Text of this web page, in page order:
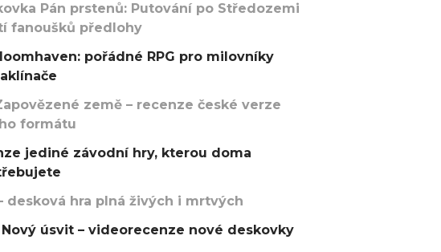
Pán prstenů: Putování po Středozemi
fanoušků předlohy
pořádné RPG pro milovníky
země – recenze české verze
formátu
jediné závodní hry, kterou doma
desková hra plná živých i mrtvých
úsvit – videorecenze nové deskovky